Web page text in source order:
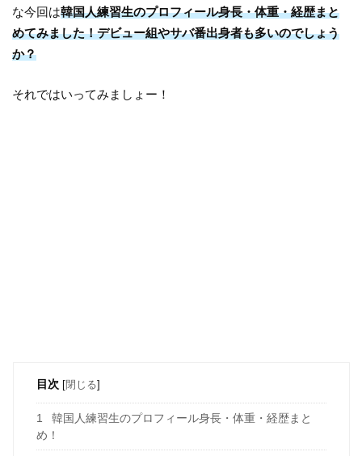
な今回は韓国人練習生のプロフィール身長・体重・経歴まと
めてみました！デビュー組やサバ番出身者も多いのでしょう
か？
それではいってみましょー！
目次 [閉じる]
1
韓国人練習生のプロフィール身長・体重・経歴まと
め！